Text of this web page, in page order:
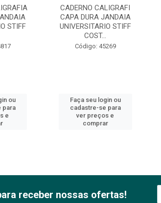
STIFF
ou
para
e
CADERNO CALIGRAFI
CAPA DURA JANDAIA
UNIVERSITARIO STIFF
COST...
Código: 45269
Faça seu login ou
cadastre-se para
ver preços e
comprar
receber nossas ofertas!